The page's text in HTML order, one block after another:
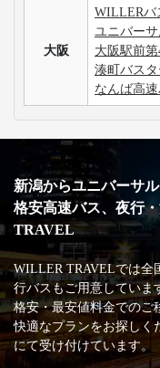
大阪
WILLERバ
ユニバー
大阪駅前
湊町バスタ
なんば高
新潟からユニバーサ
格安高速バス、夜行
TRAVEL
WILLER TRAVELでは全
行バスもご用意していま
格安・最安値料金でのご
快適なプランをお探しく
にて受け付けています。